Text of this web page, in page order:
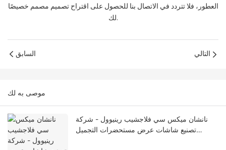
العطور، فلا تتردد في الاتصال بنا للحصول على اقتراح تصميم مصمم خصيصًا
لك.
السابق التالي
موصى به لك
نانشان ميكس سي فلاجشيب رينيوول - شركة
تصنيع شاشات عرض مستحضرات التجميل